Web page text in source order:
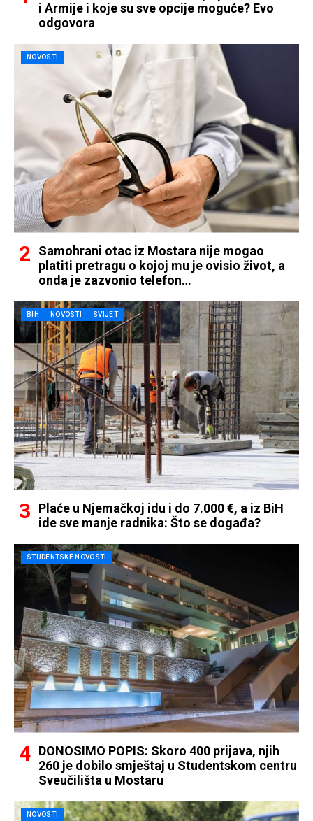
i Armije i koje su sve opcije moguće? Evo
odgovora
NOVOSTI
Samohrani otac iz Mostara nije mogao
platiti pretragu o kojoj mu je ovisio život, a
onda je zazvonio telefon…
BIH NOVOSTI SVIJET
Plaće u Njemačkoj idu i do 7.000 €, a iz BiH
ide sve manje radnika: Što se događa?
STUDENTSKE NOVOSTI
DONOSIMO POPIS: Skoro 400 prijava, njih
260 je dobilo smještaj u Studentskom centru
Sveučilišta u Mostaru
NOVOSTI